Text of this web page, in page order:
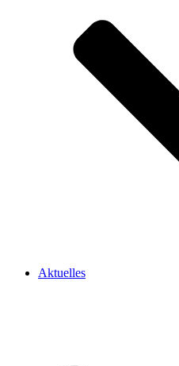
Aktuelles